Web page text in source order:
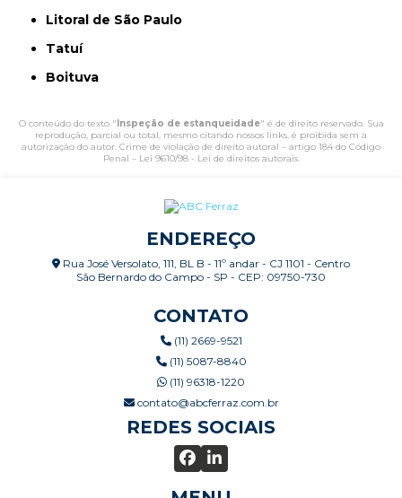
Litoral de São Paulo
Tatuí
Boituva
O conteúdo do texto "Inspeção de estanqueidade" é de direito reservado. Sua
reprodução, parcial ou total, mesmo citando nossos links, é proibida sem a
autorização do autor. Crime de violação de direito autoral – artigo 184 do Código
Penal – Lei 9610/98 - Lei de direitos autorais.
ENDEREÇO
Rua José Versolato, 111, BL B - 11º andar - CJ 1101 - Centro
São Bernardo do Campo - SP - CEP: 09750-730
CONTATO
(11) 2669-9521
(11) 5087-8840
(11) 96318-1220
contato@abcferraz.com.br
REDES SOCIAIS